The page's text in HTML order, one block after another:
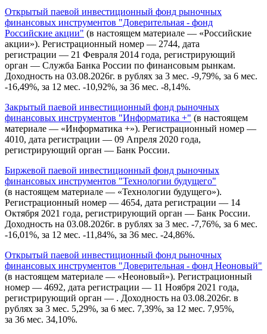
Открытый паевой инвестиционный фонд рыночных
финансовых инструментов "Доверительная - фонд
Российские акции" (в настоящем материале — «Российские
акции»). Регистрационный номер — 2744, дата
регистрации — 21 Февраля 2014 года, регистрирующий
орган — Служба Банка России по финансовым рынкам.
Доходность на 03.08.2026г. в рублях за 3 мес. -9,79%, за 6 мес.
-16,49%, за 12 мес. -10,92%, за 36 мес. -8,14%.
Закрытый паевой инвестиционный фонд рыночных
финансовых инструментов "Информатика +" (в настоящем
материале — «Информатика +»). Регистрационный номер —
4010, дата регистрации — 09 Апреля 2020 года,
регистрирующий орган — Банк России.
Биржевой паевой инвестиционный фонд рыночных
финансовых инструментов "Технологии будущего"
(в настоящем материале — «Технологии будущего»).
Регистрационный номер — 4654, дата регистрации — 14
Октября 2021 года, регистрирующий орган — Банк России.
Доходность на 03.08.2026г. в рублях за 3 мес. -7,76%, за 6 мес.
-16,01%, за 12 мес. -11,84%, за 36 мес. -24,86%.
Открытый паевой инвестиционный фонд рыночных
финансовых инструментов "Доверительная - фонд Неоновый"
(в настоящем материале — «Неоновый»). Регистрационный
номер — 4692, дата регистрации — 11 Ноября 2021 года,
регистрирующий орган — . Доходность на 03.08.2026г. в
рублях за 3 мес. 5,29%, за 6 мес. 7,39%, за 12 мес. 7,95%,
за 36 мес. 34,10%.